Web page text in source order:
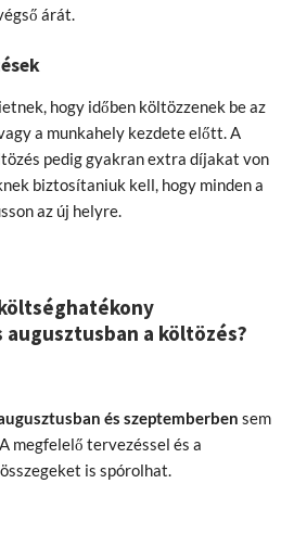
árát.
hogy időben költözzenek be az
a munkahely kezdete előtt. A
pedig gyakran extra díjakat von
biztosítaniuk kell, hogy minden a
az új helyre.
a költözés?
és szeptemberben sem
megfelelő tervezéssel és a
is spórolhat.